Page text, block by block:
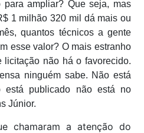
para ampliar? Que seja, mas
1 milhão 320 mil dá mais ou
quantos técnicos a gente
esse valor? O mais estranho
não há o favorecido.
ninguém sabe. Não está
publicado não está no
Júnior.
a atenção do